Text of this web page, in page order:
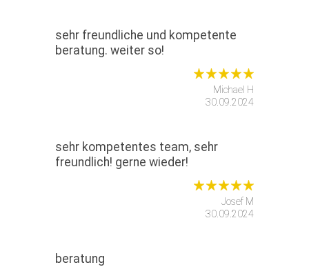
sehr freundliche und kompetente
beratung. weiter so!
Michael H
30.09.2024
sehr kompetentes team, sehr
freundlich! gerne wieder!
Josef M
30.09.2024
beratung